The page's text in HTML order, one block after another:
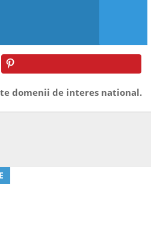
domenii de interes national.